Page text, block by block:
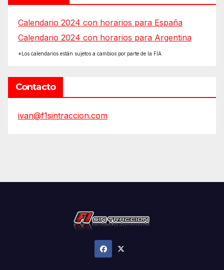
Calendario 2024 con horarios para España
Calendario 2024 con horarios para Argentina
*Los calendarios están sujetos a cambios por parte de la FIA.
Contacto
ivan@f1sintraccion.com